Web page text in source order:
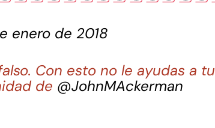
enero de 2018
Con esto no le ayudas a tu
de @JohnMAckerman